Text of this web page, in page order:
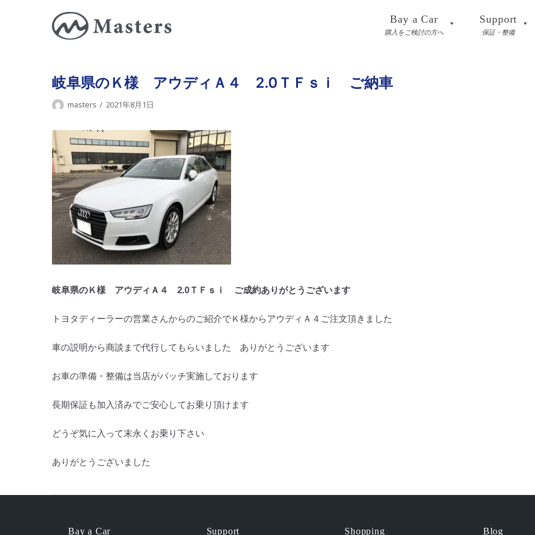
Bay a Car
購入をご検討の方へ
Support
保証・整備
岐阜県のＫ様 アウディＡ４ 2.0ＴＦｓｉ ご納車
masters 2021年8月1日
岐阜県のＫ様 アウディＡ４ 2.0ＴＦｓｉ ご成約ありがとうございます
トヨタディーラーの営業さんからのご紹介でＫ様からアウディＡ４ご注文頂きました
車の説明から商談まで代行してもらいました ありがとうございます
お車の準備・整備は当店がバッチ実施しております
長期保証も加入済みでご安心してお乗り頂けます
どうぞ気に入って末永くお乗り下さい
ありがとうございました
Bay a Car Support Shopping Blog